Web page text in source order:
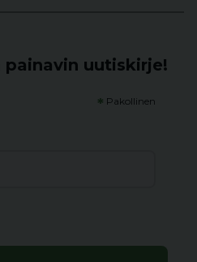
painavin uutiskirje!
* Pakollinen